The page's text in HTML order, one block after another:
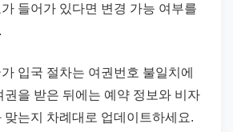
들어가 있다면 변경 가능 여부를
입국 절차는 여권번호 불일치에
권을 받은 뒤에는 예약 정보와 비자
맞는지 차례대로 업데이트하세요.